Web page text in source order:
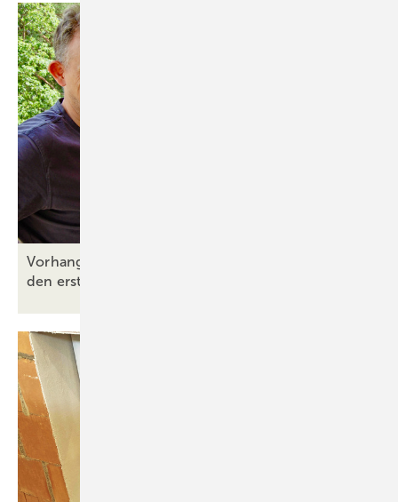
Vorhang auf für Vorwandmontage: Premiere für
den ersten verfilmten